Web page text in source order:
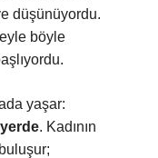
düşünüyordu.
böyle
yaşar:
. Kadının